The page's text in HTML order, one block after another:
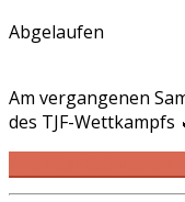
Abgelaufen
Am vergangenen
des TJF-Wettkampfs